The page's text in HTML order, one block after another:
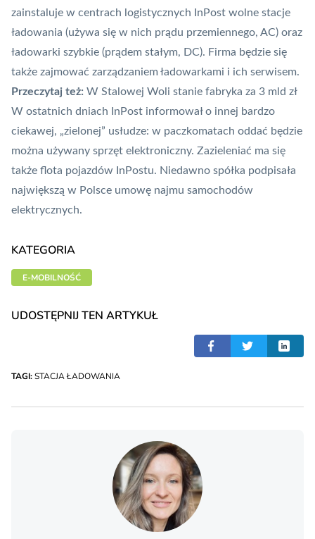
zainstaluje w centrach logistycznych InPost wolne stacje
ładowania (używa się w nich prądu przemiennego, AC) oraz
ładowarki szybkie (prądem stałym, DC). Firma będzie się
także zajmować zarządzaniem ładowarkami i ich serwisem.
Przeczytaj też: W Stalowej Woli stanie fabryka za 3 mld zł
W ostatnich dniach InPost informował o innej bardzo
ciekawej, „zielonej” usłudze: w paczkomatach oddać będzie
można używany sprzęt elektroniczny. Zazieleniać ma się
także flota pojazdów InPostu. Niedawno spółka podpisała
największą w Polsce umowę najmu samochodów
elektrycznych.
KATEGORIA
E-MOBILNOŚĆ
UDOSTĘPNIJ TEN ARTYKUŁ
TAGI:STACJA ŁADOWANIA